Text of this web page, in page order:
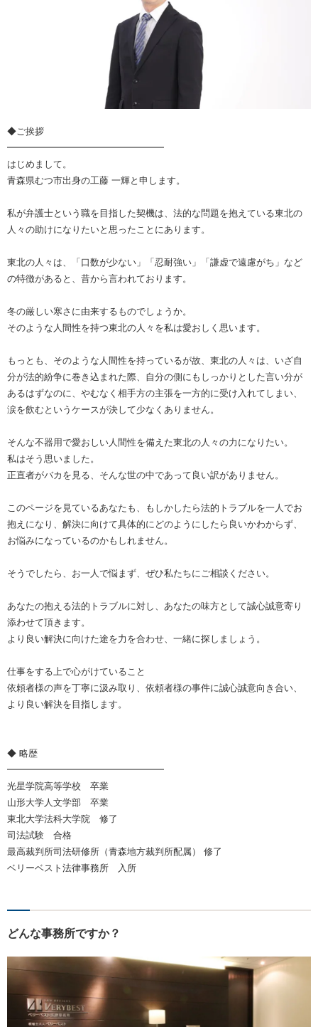
◆ご挨拶
━━━━━━━━━━━━━━━━━
はじめまして。
青森県むつ市出身の工藤 一輝と申します。
私が弁護士という職を目指した契機は、法的な問題を抱えている東北の
人々の助けになりたいと思ったことにあります。
東北の人々は、「口数が少ない」「忍耐強い」「謙虚で遠慮がち」など
の特徴があると、昔から言われております。
冬の厳しい寒さに由来するものでしょうか。
そのような人間性を持つ東北の人々を私は愛おしく思います。
もっとも、そのような人間性を持っているが故、東北の人々は、いざ自
分が法的紛争に巻き込まれた際、自分の側にもしっかりとした言い分が
あるはずなのに、やむなく相手方の主張を一方的に受け入れてしまい、
涙を飲むというケースが決して少なくありません。
そんな不器用で愛おしい人間性を備えた東北の人々の力になりたい。
私はそう思いました。
正直者がバカを見る、そんな世の中であって良い訳がありません。
このページを見ているあなたも、もしかしたら法的トラブルを一人でお
抱えになり、解決に向けて具体的にどのようにしたら良いかわからず、
お悩みになっているのかもしれません。
そうでしたら、お一人で悩まず、ぜひ私たちにご相談ください。
あなたの抱える法的トラブルに対し、あなたの味方として誠心誠意寄り
添わせて頂きます。
より良い解決に向けた途を力を合わせ、一緒に探しましょう。
仕事をする上で心がけていること
依頼者様の声を丁寧に汲み取り、依頼者様の事件に誠心誠意向き合い、
より良い解決を目指します。
◆ 略歴
━━━━━━━━━━━━━━━━━
光星学院高等学校 卒業
山形大学人文学部 卒業
東北大学法科大学院 修了
司法試験 合格
最高裁判所司法研修所（青森地方裁判所配属） 修了
ベリーベスト法律事務所 入所
どんな事務所ですか？